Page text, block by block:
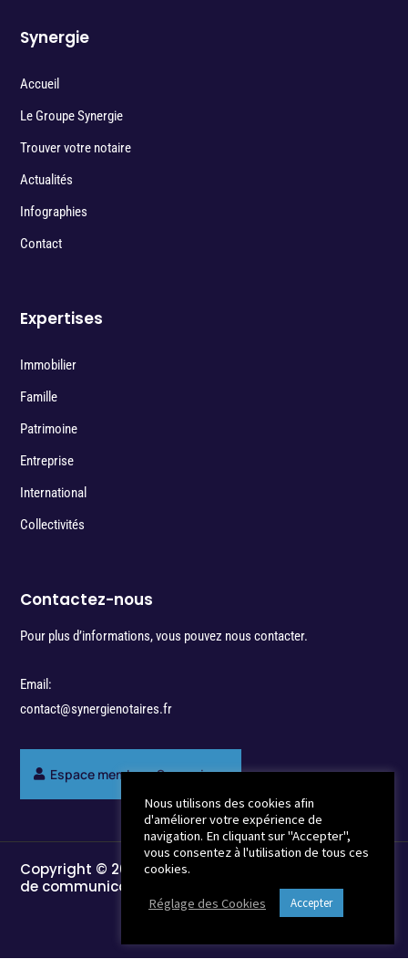
Synergie
Accueil
Le Groupe Synergie
Trouver votre notaire
Actualités
Infographies
Contact
Expertises
Immobilier
Famille
Patrimoine
Entreprise
International
Collectivités
Contactez-nous
Pour plus d’informations, vous pouvez nous contacter.
Email:
contact@synergienotaires.fr
Espace membres Synergie
Copyright © 2022 - Break-Out Company - Agence
de communication
Nous utilisons des cookies afin
d'améliorer votre expérience de
navigation. En cliquant sur "Accepter",
vous consentez à l'utilisation de tous ces
cookies.
Réglage des Cookies Accepter